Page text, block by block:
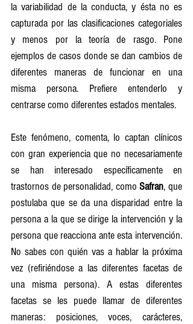
la variabilidad de la conducta, y ésta no es
capturada por las clasificaciones categoriales
y menos por la teoría de rasgo. Pone
ejemplos de casos donde se dan cambios de
diferentes maneras de funcionar en una
misma persona. Prefiere entenderlo y
centrarse como diferentes estados mentales.
Este fenómeno, comenta, lo captan clínicos
con gran experiencia que no necesariamente
se han interesado específicamente en
trastornos de personalidad, como Safran, que
postulaba que se da una disparidad entre la
persona a la que se dirige la intervención y la
persona que reacciona ante esta intervención.
No sabes con quién vas a hablar la próxima
vez (refiriéndose a las diferentes facetas de
una misma persona). A estas diferentes
facetas se les puede llamar de diferentes
maneras: posiciones, voces, carácteres,